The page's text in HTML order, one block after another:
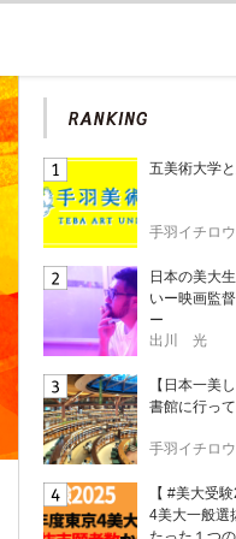
五美術大学
手羽イチロウ
日本の美大
いー映画監
ー
出川 光
【日本一美
書館に行っ
手羽イチロウ
【 #美大受
4美大一般選